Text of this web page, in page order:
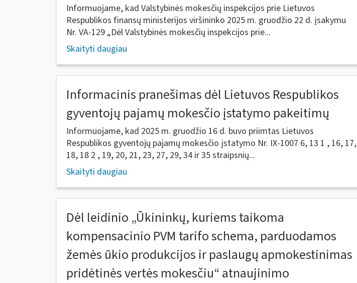
Informuojame, kad Valstybinės mokesčių inspekcijos prie Lietuvos
Respublikos finansų ministerijos viršininko 2025 m. gruodžio 22 d. įsakymu
Nr. VA-129 „Dėl Valstybinės mokesčių inspekcijos prie...
Skaityti daugiau
Informacinis pranešimas dėl Lietuvos Respublikos
gyventojų pajamų mokesčio įstatymo pakeitimų
Informuojame, kad 2025 m. gruodžio 16 d. buvo priimtas Lietuvos
Respublikos gyventojų pajamų mokesčio įstatymo Nr. IX-1007 6, 13 1 , 16, 17,
18, 18 2 , 19, 20, 21, 23, 27, 29, 34 ir 35 straipsnių...
Skaityti daugiau
Dėl leidinio „Ūkininkų, kuriems taikoma
kompensacinio PVM tarifo schema, parduodamos
žemės ūkio produkcijos ir paslaugų apmokestinimas
pridėtinės vertės mokesčiu“ atnaujinimo